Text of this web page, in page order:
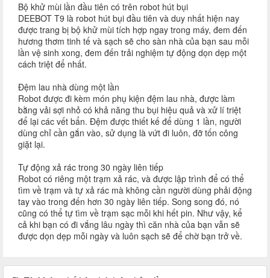
Bộ khử mùi lần đầu tiên có trên robot hút bụi
DEEBOT T9 là robot hút bụi đầu tiên và duy nhất hiện nay
được trang bị bộ khử mùi tích hợp ngay trong máy, đem đến
hương thơm tinh tế và sạch sẽ cho sàn nhà của bạn sau mỗi
lần vệ sinh xong, đem đến trải nghiệm tự động dọn dẹp một
cách triệt để nhất.
Đệm lau nhà dùng một lần
Robot được đi kèm món phụ kiện đệm lau nhà, được làm
bằng vải sợi nhỏ có khả năng thu bụi hiệu quả và xử lí triệt
để lại các vết bẩn. Đệm được thiết kế để dùng 1 lần, người
dùng chỉ cần gắn vào, sử dụng là vứt đi luôn, đỡ tốn công
giặt lại.
Tự động xả rác trong 30 ngày liên tiếp
Robot có riêng một trạm xả rác, và được lập trình để có thể
tìm về trạm và tự xả rác mà không cần người dùng phải động
tay vào trong đến hơn 30 ngày liên tiếp. Song song đó, nó
cũng có thể tự tìm về trạm sạc mỗi khi hết pin. Như vậy, kể
cả khi bạn có đi vắng lâu ngày thì căn nhà của bạn vẫn sẽ
được dọn dẹp mỗi ngày và luôn sạch sẽ để chờ bạn trở về.